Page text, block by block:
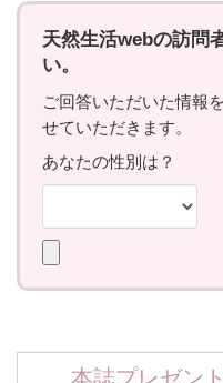
本誌プレゼン